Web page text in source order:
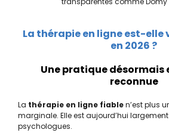
La thérapie en ligne est-
en 2026 ?
Une pratique désormais
reconnue
La thérapie en ligne fiablen’est plus
marginale. Elle est aujourd’hui
psychologues.